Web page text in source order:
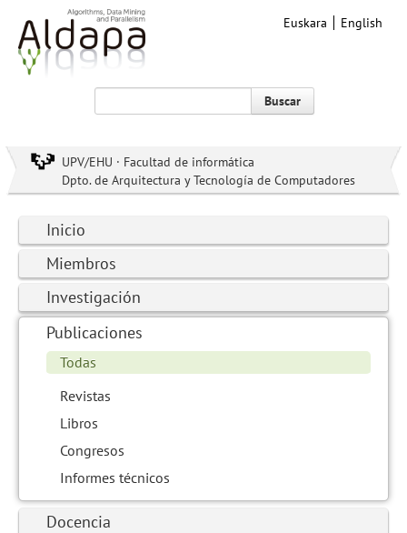
Euskara English
Buscar
UPV/EHU · Facultad de informática
Dpto. de Arquitectura y Tecnología de Computadores
Inicio
Miembros
Investigación
Publicaciones
Todas
Revistas
Libros
Congresos
Informes técnicos
Docencia